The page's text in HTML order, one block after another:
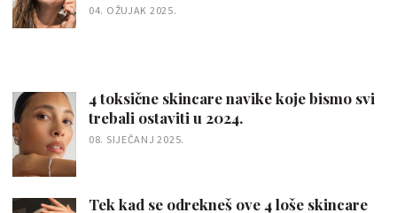
04. OŽUJAK 2025.
4 toksične skincare navike koje bismo svi
trebali ostaviti u 2024.
08. SIJEČANJ 2025.
Tek kad se odrekneš ove 4 loše skincare